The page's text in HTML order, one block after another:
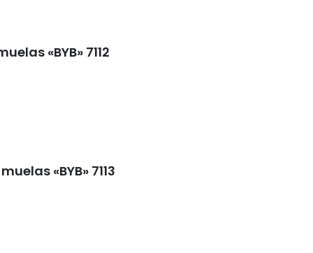
«BYB» 7112
«BYB» 7113